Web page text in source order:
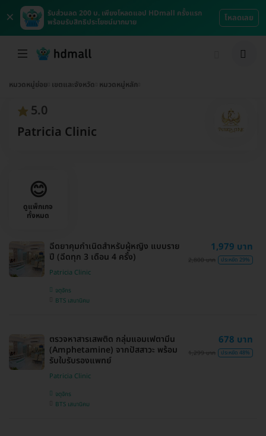
×
รับส่วนลด 200 บ. เพียงโหลดแอป HDmall ครั้งแรก
พร้อมรับสิทธิประโยชน์มากมาย
โหลดเลย
หมวดหมู่ย่อย เขตและจังหวัด หมวดหมู่หลัก
5.0
Patricia Clinic
😊
ดูแพ็กเกจ
ทั้งหมด
ฉีดยาคุมกำเนิดสำหรับผู้หญิง แบบราย
ปี (ฉีดทุก 3 เดือน 4 ครั้ง)
Patricia Clinic
จตุจักร
BTS เสนานิคม
1,979 บาท
2,800 บาท ประหยัด 29%
ตรวจหาสารเสพติด กลุ่มแอมเฟตามีน
(Amphetamine) จากปัสสาวะ พร้อม
รับใบรับรองแพทย์
Patricia Clinic
จตุจักร
BTS เสนานิคม
678 บาท
1,299 บาท ประหยัด 48%